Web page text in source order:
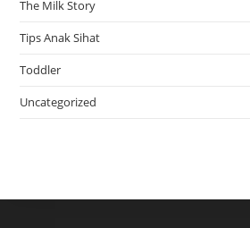
The Milk Story
Tips Anak Sihat
Toddler
Uncategorized